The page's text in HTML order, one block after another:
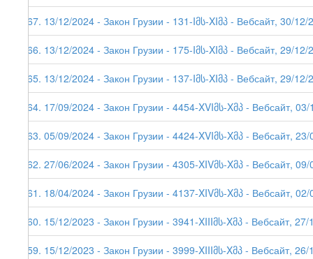
267. 13/12/2024 - Закон Грузии - 131-Iმს-XIმპ - Вебсайт, 30/12/
266. 13/12/2024 - Закон Грузии - 175-Iმს-XIმპ - Вебсайт, 29/12/
265. 13/12/2024 - Закон Грузии - 137-Iმს-XIმპ - Вебсайт, 29/12/
264. 17/09/2024 - Закон Грузии - 4454-XVIმს-Xმპ - Вебсайт,
263. 05/09/2024 - Закон Грузии - 4424-XVIმს-Xმპ - Вебсайт,
262. 27/06/2024 - Закон Грузии - 4305-XIVმს-Xმპ - Вебсайт,
261. 18/04/2024 - Закон Грузии - 4137-XIVმს-Xმპ - Вебсайт,
260. 15/12/2023 - Закон Грузии - 3941-XIIIმს-Xმპ - Вебсайт,
259. 15/12/2023 - Закон Грузии - 3999-XIIIმს-Xმპ - Вебсайт,